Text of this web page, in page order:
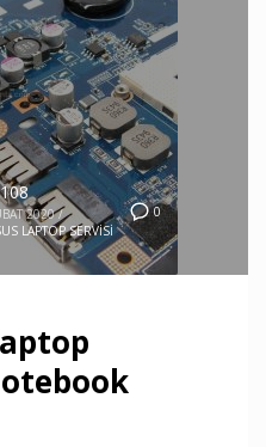
0
2020 /
LAPTOP SERVISI